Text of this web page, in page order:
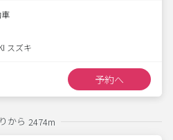
スズキ
予約へ
から 2474m